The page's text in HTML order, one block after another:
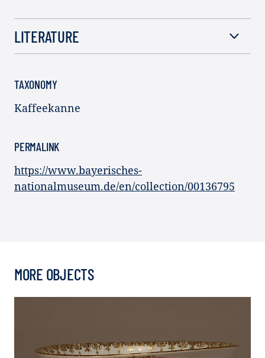
LITERATURE
TAXONOMY
Kaffeekanne
PERMALINK
https://www.bayerisches-
nationalmuseum.de/en/collection/00136795
MORE OBJECTS